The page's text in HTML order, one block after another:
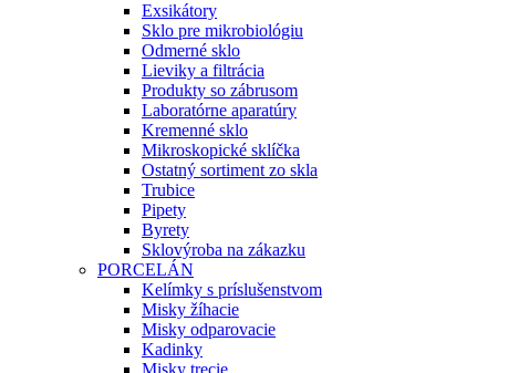
Exsikátory
Sklo pre mikrobiológiu
Odmerné sklo
Lieviky a filtrácia
Produkty so zábrusom
Laboratórne aparatúry
Kremenné sklo
Mikroskopické sklíčka
Ostatný sortiment zo skla
Trubice
Pipety
Byrety
Sklovýroba na zákazku
PORCELÁN
Kelímky s príslušenstvom
Misky žíhacie
Misky odparovacie
Kadinky
Misky trecie